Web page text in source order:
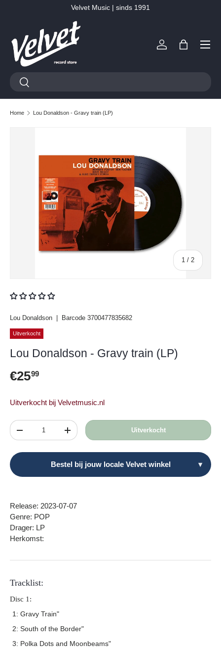
Velvet Music | sinds 1991
Zoeken
Zoeken
Inloggen
Tas
Menu
Home Lou Donaldson - Gravy train (LP)
1 / van
2
Lou Donaldson Barcode 3700477835682
Uitverkocht
Lou Donaldson - Gravy train (LP)
Reguliere prijs
€2599
Uitverkocht bij Velvetmusic.nl
Aantal
Verlaag de hoeveelheidVerhoog de hoeveelheidUitverkocht
Bestel bij jouw locale Velvet winkel ▾
Release: 2023-07-07
Genre: POP
Drager: LP
Herkomst:
Tracklist:
Disc 1:
1: Gravy Train"
2: South of the Border"
3: Polka Dots and Moonbeams"